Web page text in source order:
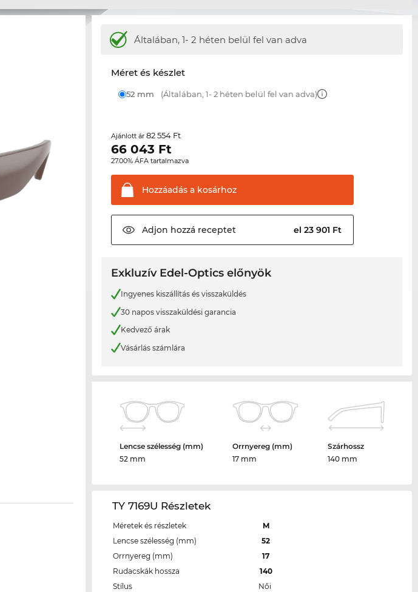
Általában, 1- 2 héten belül fel van adva
Méret és készlet
52 mm (Általában, 1- 2 héten belül fel van adva)
Ajánlott ár82 554 Ft
66 043 Ft
27.00% ÁFA tartalmazva
Hozzáadás a kosárhoz
Adjon hozzá receptet el 23 901 Ft
Exkluzív Edel-Optics előnyök
Ingyenes kiszállítás és visszaküldés
30 napos visszaküldési garancia
Kedvező árak
Vásárlás számlára
Lencse szélesség (mm)
52 mm
Orrnyereg (mm)
17 mm
Szárhossz
140 mm
TY 7169U Részletek
Méretek és részletek
M
Lencse szélesség (mm)
52
Orrnyereg (mm)
17
Rudacskák hossza
140
Stílus
Női